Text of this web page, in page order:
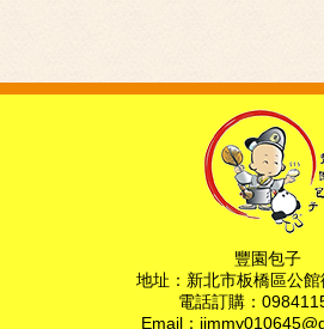
豐園包子
地址：新北市板橋區公
電話訂購：
Email：